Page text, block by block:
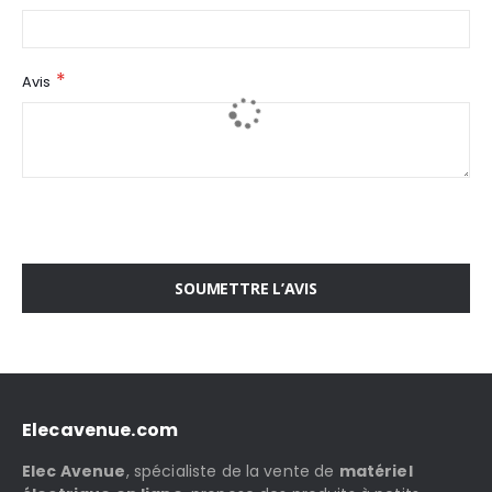
Avis
SOUMETTRE L’AVIS
Elecavenue.com
Elec Avenue, spécialiste de la vente de matériel